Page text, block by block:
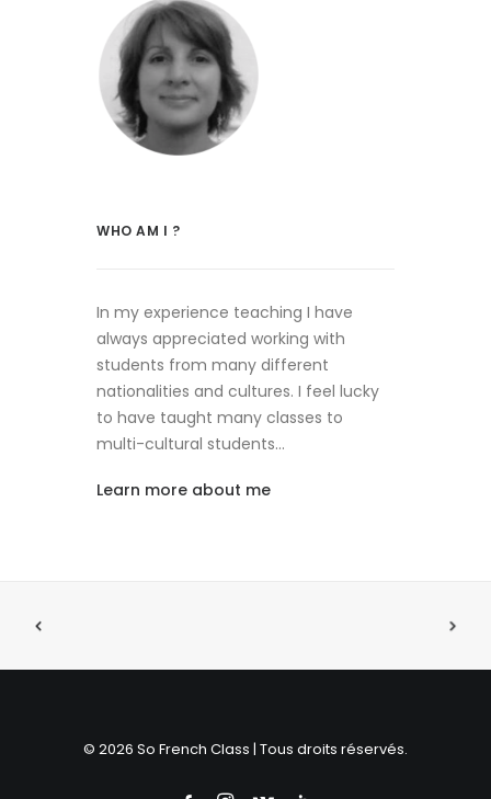
WHO AM I ?
In my experience teaching I have
always appreciated working with
students from many different
nationalities and cultures. I feel lucky
to have taught many classes to
multi-cultural students…
Learn more about me
© 2026 So French Class | Tous droits réservés.